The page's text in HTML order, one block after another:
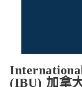
(IBU) 加拿